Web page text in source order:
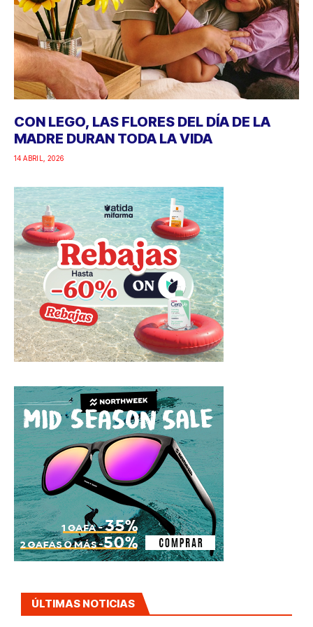
CON LEGO, LAS FLORES DEL DÍA DE LA
MADRE DURAN TODA LA VIDA
14 ABRIL, 2026
ÚLTIMAS NOTICIAS